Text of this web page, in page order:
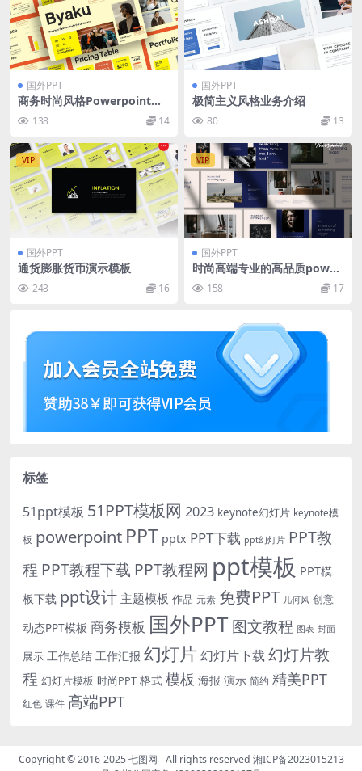
国外PPT
商务时尚风格Powerpoint模
板 BYAKU – Business Fashi
on Style Powerpoint Templ
ate
138 14
国外PPT
极简主义风格业务介绍
80 13
VIP
国外PPT
通货膨胀货币演示模板
243 16
VIP
国外PPT
时尚高端专业的高品质power
point幻灯片演示模板（ppt
x）158 17
标签
51ppt模板 51PPT模板网 2023 keynote幻灯片 keynote模
板 powerpoint PPT pptx PPT下载 ppt幻灯片 PPT教
程 PPT教程下载 PPT教程网 ppt模板 PPT模
板下载 ppt设计 主题模板 作品 元素 免费PPT 几何风 创意
动态PPT模板 商务模板 国外PPT图文教程 图表 封面
展示 工作总结 工作汇报 幻灯片 幻灯片下载 幻灯片教
程 幻灯片模板 时尚PPT 格式 模板 海报 演示 简约 精美PPT
红色 课件 高端PPT
Copyright © 2016-2025七图网 - All rights reserved 湘ICP备2023015213